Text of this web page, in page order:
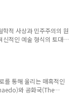
키는 변혁적 혁신에 대한
종종 '비극의 아버지'로 칭
트리의 기초를 닦은 선구
스타일은 비극적 이야기의
적 사상과 민주주의의 원
신적인 예술 형식의 토대를
연극 예술은 인간 경험을
교적 축제, 예술적 재능을
의 탄생은 고대 그리스 사
정의 등대였던 아테네라는
네의 민주적 정신은 시민
여 시..
를 통해 울리는 매혹적인
와 공화국(The
질세계를 초월하고 영원